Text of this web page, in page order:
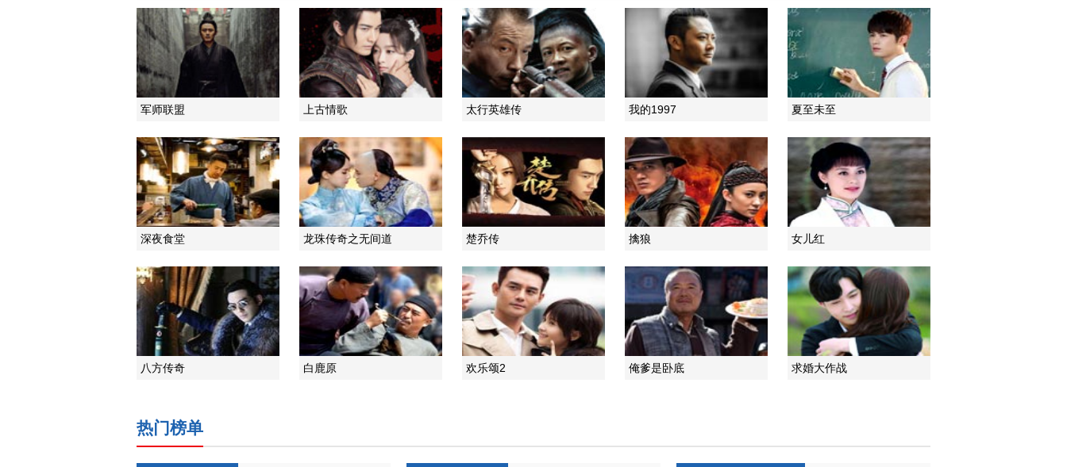
20210124
2021-01-24 08:49:59
《电视先锋榜》
20210117
2021-01-17 09:50:22
《电视先锋榜》
20210103
2021-01-03 09:17:09
20201227
2020-12-27 10:03:32
《电视先锋榜》
20201220
军师联盟 上古情歌 太行英雄传 我的1997 夏至未至
深夜食堂 龙珠传奇之无间道 楚乔传 擒狼 女儿红
八方传奇 白鹿原 欢乐颂2 俺爹是卧底 求婚大作战
热门榜单